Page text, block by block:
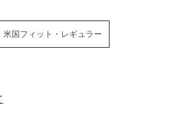
米国フィット・レギュラー